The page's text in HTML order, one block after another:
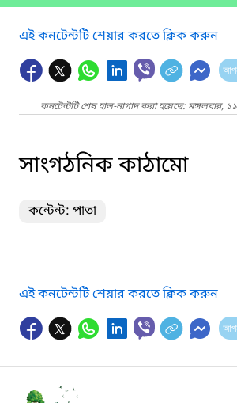
এই কনটেন্টটি শেয়ার করতে ক্লিক করুন
কনটেন্টটি শেষ হাল-নাগাদ করা হয়েছে:
সাংগঠনিক কাঠামো
কন্টেন্ট: পাতা
এই কনটেন্টটি শেয়ার করতে ক্লিক করুন